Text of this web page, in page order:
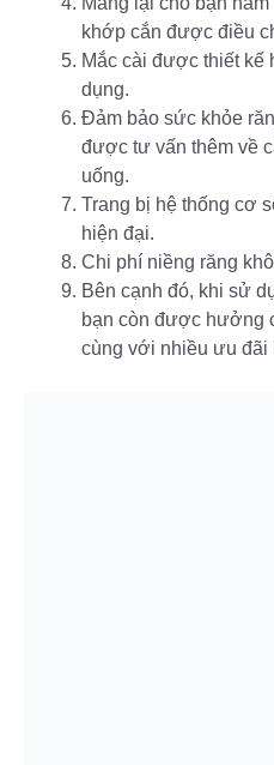
khớp cắn được điều
Mắc cài được thiết kế
dụng.
Đảm bảo sức khỏe
được tư vấn thêm về
uống.
Trang bị hệ thống cơ
hiện đại.
Chi phí niềng răng
Bên cạnh đó, khi sử
bạn còn được hưởng
cùng với nhiều ưu đãi